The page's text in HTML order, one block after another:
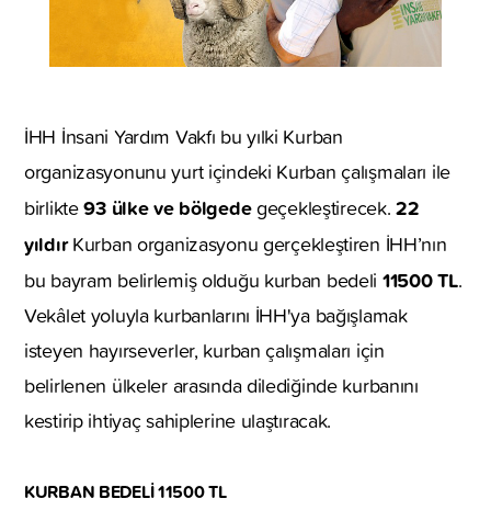
İHH İnsani Yardım Vakfı bu yılki Kurban
organizasyonunu yurt içindeki Kurban çalışmaları ile
birlikte93 ülke ve bölgedegeçekleştirecek.22
yıldırKurban organizasyonu gerçekleştiren İHH’nın
bu bayram belirlemiş olduğu kurban bedeli 11500TL.
Vekâlet yoluyla kurbanlarını İHH'ya bağışlamak
isteyen hayırseverler, kurban çalışmaları için
belirlenen ülkeler arasında dilediğinde kurbanını
kestirip ihtiyaç sahiplerine ulaştıracak.
KURBAN BEDELİ 11500 TL